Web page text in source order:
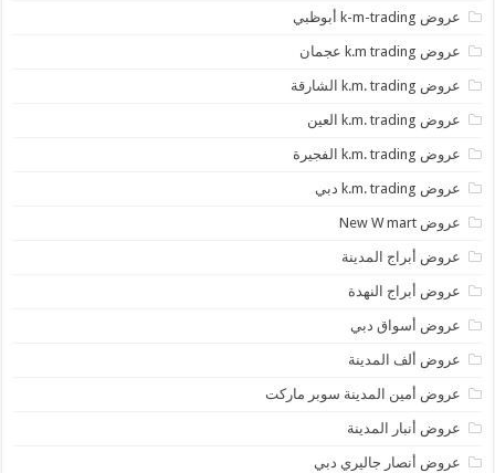
عروض k-m-trading أبوظبي
عروض k.m trading عجمان
عروض k.m. trading الشارقة
عروض k.m. trading العين
عروض k.m. trading الفجيرة
عروض k.m. trading دبي
عروض New W mart
عروض أبراج المدينة
عروض أبراج النهدة
عروض أسواق دبي
عروض ألف المدينة
عروض أمين المدينة سوبر ماركت
عروض أنبار المدينة
عروض أنصار جاليري دبي